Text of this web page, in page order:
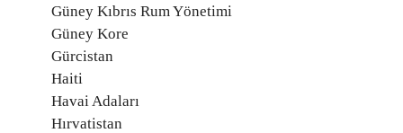
Güney Kıbrıs Rum Yönetimi
Güney Kore
Gürcistan
Haiti
Havai Adaları
Hırvatistan